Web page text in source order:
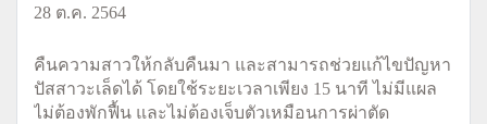
28 ต.ค. 2564
คืนความสาวให้กลับคืนมา และสามารถช่วยแก้ไขปัญหา
ปัสสาวะเล็ดได้ โดยใช้ระยะเวลาเพียง 15 นาที ไม่มีแผล
ไม่ต้องพักฟื้น และไม่ต้องเจ็บตัวเหมือนการผ่าตัด